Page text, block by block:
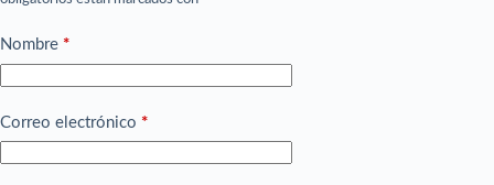
Nombre *
Correo electrónico *